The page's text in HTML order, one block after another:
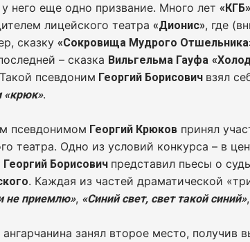
него еще одно призвание. Много лет«КГБ»
лицейского театра«Дионис», где
сказку«Сокровища Мудрого
– сказка Вильгельма Гауфа
псевдоним Георгий Борисович взял
«крюк».
псевдонимом Георгий Крюков принял
театра. Одно из условий конкурса – в
Георгий Борисович представил пьесы о
. Каждая из частей драматической
не приемлю», «Синий свет, свет такой синий»,
ангарчанина занял второе место,